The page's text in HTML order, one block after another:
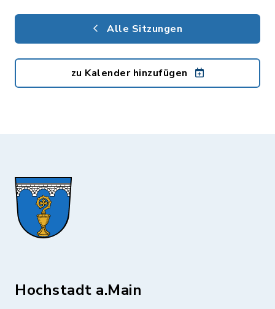
Alle Sitzungen
zu Kalender hinzufügen
Hochstadt a.Main